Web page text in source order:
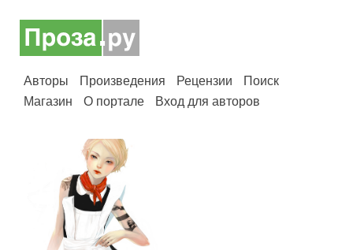
Авторы Произведения Рецензии
Поиск
Магазин
О портале Вход для авторов